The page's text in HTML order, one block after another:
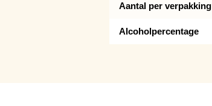
Aantal per verpakking
Alcoholpercentage